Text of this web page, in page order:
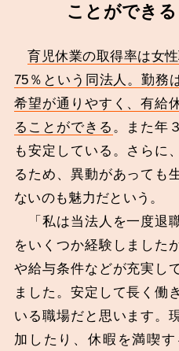
ことができる
育児休業の取得率は女
75％という同法人。勤務
希望が通りやすく、有給
ることができる 。また年
も安定している。さらに
るため、異動があっても
ないのも魅力だという。
「私は当法人を一度退
をいくつか経験しました
や給与条件などが充実し
ました。安定して長く働
いる職場だと思います。
加したり、休暇を満喫す